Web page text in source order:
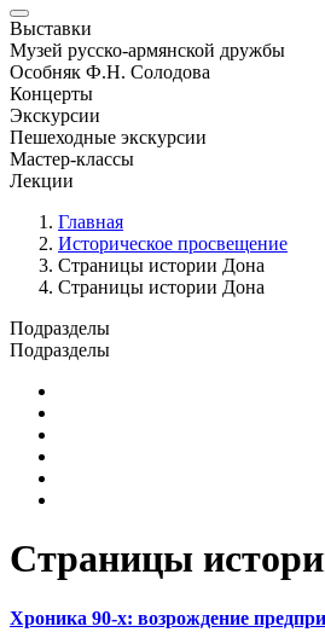
Выставки
Музей русско-армянской дружбы
Особняк Ф.Н. Солодова
Концерты
Экскурсии
Пешеходные экскурсии
Мастер-классы
Лекции
Главная
Историческое просвещение
Страницы истории Дона
Страницы истории Дона
Подразделы
Подразделы
Страницы
Хроника 90-х: возрождение